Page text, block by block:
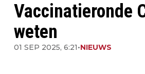
Vaccinatieronde
weten
01 SEP 2025, 6:21•NIEUWS